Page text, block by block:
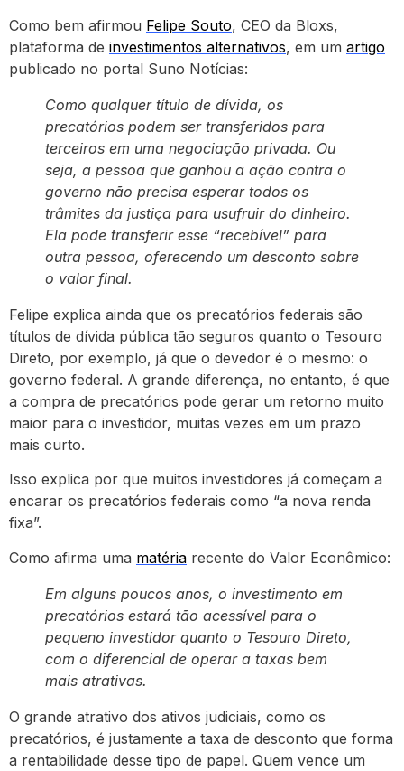
Como bem afirmou Felipe Souto, CEO da Bloxs,
plataforma de investimentos alternativos, em um artigo
publicado no portal Suno Notícias:
Como qualquer título de dívida, os
precatórios podem ser transferidos para
terceiros em uma negociação privada. Ou
seja, a pessoa que ganhou a ação contra o
governo não precisa esperar todos os
trâmites da justiça para usufruir do dinheiro.
Ela pode transferir esse “recebível” para
outra pessoa, oferecendo um desconto sobre
o valor final.
Felipe explica ainda que os precatórios federais são
títulos de dívida pública tão seguros quanto o Tesouro
Direto, por exemplo, já que o devedor é o mesmo: o
governo federal. A grande diferença, no entanto, é que
a compra de precatórios pode gerar um retorno muito
maior para o investidor, muitas vezes em um prazo
mais curto.
Isso explica por que muitos investidores já começam a
encarar os precatórios federais como “a nova renda
fixa”.
Como afirma uma matéria recente do Valor Econômico:
Em alguns poucos anos, o investimento em
precatórios estará tão acessível para o
pequeno investidor quanto o Tesouro Direto,
com o diferencial de operar a taxas bem
mais atrativas.
O grande atrativo dos ativos judiciais, como os
precatórios, é justamente a taxa de desconto que forma
a rentabilidade desse tipo de papel. Quem vence um